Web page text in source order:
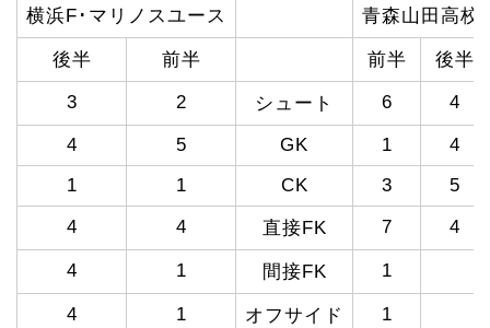
横浜F･マリノスユース 青森山田高校
後半 前半 前半 後半
3 2 シュート 6 4
4 5 GK 1
4
1
1 CK 3
5
4
4 直接FK 7 4
4 1 間接FK 1
4 1 オフサイド 1